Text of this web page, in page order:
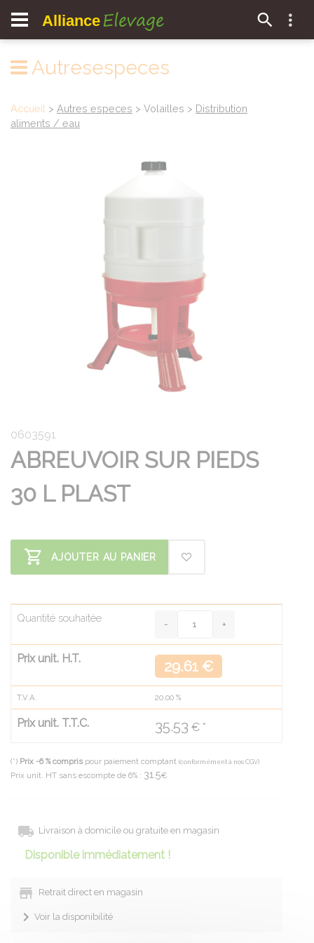
Alliance Elevage
Autresespeces
Accueil > Autres especes > Volailles > Distribution
aliments / eau
0603591
ABREUVOIR SUR PIEDS
30 L PLAST
AJOUTER AU PANIER
Quantité souhaitée
Prix unit. H.T. 29.61 €
T.V.A. 20.00 %
Prix unit. T.T.C. 35.53 € *
(*) Prix -6 % compris pour paiement comptant (conformément à nos CGV)
Prix unit. HT sans escompte de 6% : 31.5€
Livraison à domicile ou gratuite en magasin
Disponible immédiatement !
Retrait direct en magasin
Voir la disponibilité